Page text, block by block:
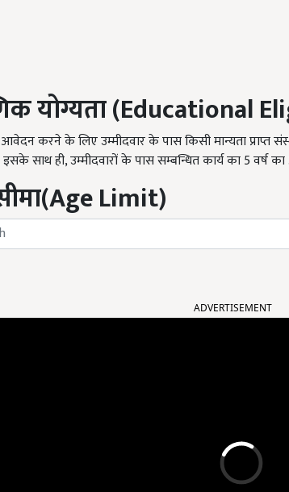
योग्यता (Educational
करने के लिए उम्मीदवार के पास किसी मान्यता प्राप्त
इसके साथ ही, उम्मीदवारों के पास सम्बन्धित कार्य का 5 वर्ष
Age Limit)
उम्मीदवार की आयु अधिकतम 32 वर्ष होनी चाहिए. हालांकि,
ADVERTISEMENT